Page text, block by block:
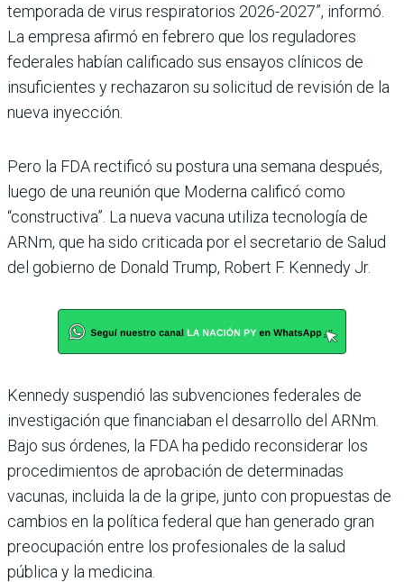
temporada de virus respiratorios 2026-2027”, informó.
La empresa afirmó en febrero que los reguladores
federales habían calificado sus ensayos clínicos de
insuficientes y rechazaron su solicitud de revisión de la
nueva inyección.
Pero la FDA rectificó su postura una semana después,
luego de una reunión que Moderna calificó como
“constructiva”. La nueva vacuna utiliza tecnología de
ARNm, que ha sido criticada por el secretario de Salud
del gobierno de Donald Trump, Robert F. Kennedy Jr.
Kennedy suspendió las subvenciones federales de
investigación que financiaban el desarrollo del ARNm.
Bajo sus órdenes, la FDA ha pedido reconsiderar los
procedimientos de aprobación de determinadas
vacunas, incluida la de la gripe, junto con propuestas de
cambios en la política federal que han generado gran
preocupación entre los profesionales de la salud
pública y la medicina.